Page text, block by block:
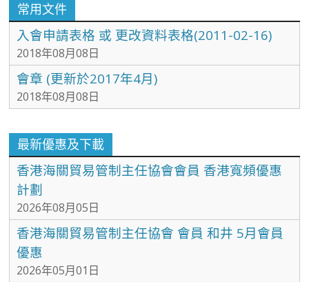
常用文件
入會申請表格 或 更改資料表格(2011-02-16)
2018年08月08日
會章 (更新於2017年4月)
2018年08月08日
最新優惠及下載
香港海關貿易管制主任協會會員 香港寬頻優惠
計劃
2026年08月05日
香港海關貿易管制主任協會 會員 和井 5月會員
優惠
2026年05月01日